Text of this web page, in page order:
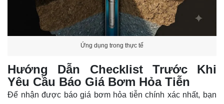
Ứng dụng trong thực tế
Hướng Dẫn Checklist Trước Khi
Yêu Cầu Báo Giá Bơm Hỏa Tiễn
Để nhận được báo giá bơm hỏa tiễn chính xác nhất, bạn